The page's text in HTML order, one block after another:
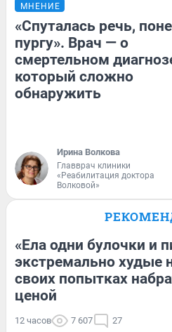
МНЕНИЕ
«Спуталась речь,
пургу». Врач — о
смертельном
который сложно
обнаружить
Ирина Волкова
Главврач клиники
«Реабилитация доктора
Волковой»
«Ела одни булочки и
экстремально худые
своих попытках
ценой
12 часов 7 607 27